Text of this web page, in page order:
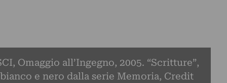
Omaggio all’Ingegno, 2005. “Scritture”,
e nero dalla serie Memoria, Credit